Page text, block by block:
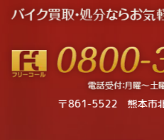
〒861-5522 熊本市